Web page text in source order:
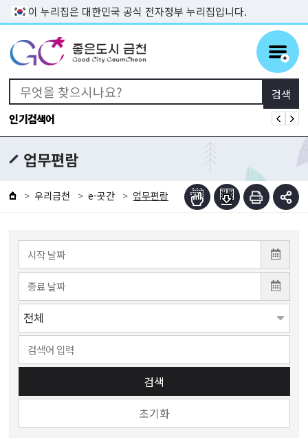
본문 바로가기
이 누리집은 대한민국 공식 전자정부 누리집입니다.
인기검색어
업무편람
우리금천 e-곳간 업무편람
검색
초기화